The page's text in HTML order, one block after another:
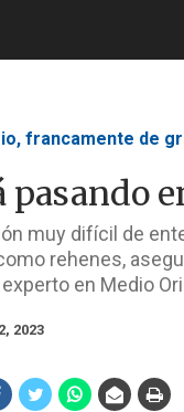
francamente de
pasando
muy difícil de
rehenes,
en Medio
2023